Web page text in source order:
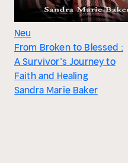
Neu
From Broken to Blessed :
A Survivor’s Journey to
Faith and Healing
Sandra Marie Baker